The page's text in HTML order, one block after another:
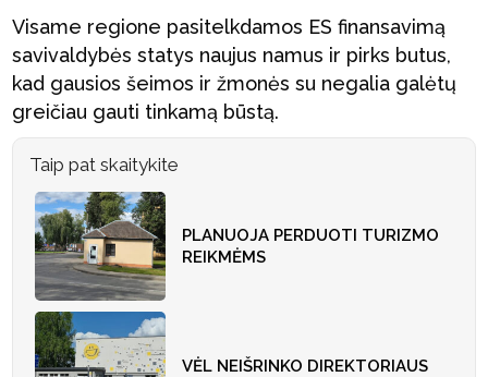
Visame regione pasitelkdamos ES finansavimą
savivaldybės statys naujus namus ir pirks butus,
kad gausios šeimos ir žmonės su negalia galėtų
greičiau gauti tinkamą būstą.
Taip pat skaitykite
PLANUOJA PERDUOTI TURIZMO
REIKMĖMS
VĖL NEIŠRINKO DIREKTORIAUS